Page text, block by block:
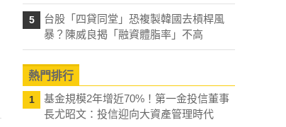
5
台股「四貸同堂」恐複製韓國去槓桿風
暴？陳威良揭「融資體脂率」不高
熱門排行
1
基金規模2年增近70%！第一金投信董事
長尤昭文：投信迎向大資產管理時代